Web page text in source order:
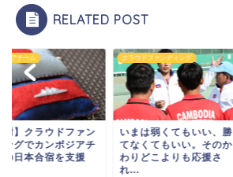
RELATED POST
ジアチーム
謝】クラウドファン
ングでカンボジアチ
の日本合宿を支援
クラウドファンディング
いまは弱くてもいい、勝
てなくてもいい。そのか
わりどこよりも応援さ
れ...